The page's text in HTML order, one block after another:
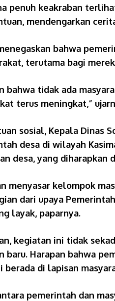
penuh keakraban
mendengarkan
bahwa
terutama bagi
bahwa tidak ada
terus meningkat,”
sosial, Kepala Dinas
desa di wilayah
desa, yang
menyasar kelompok
dari upaya
layak, paparnya.
kegiatan ini tidak
baru. Harapan bahwa
berada di lapisan
pemerintah dan